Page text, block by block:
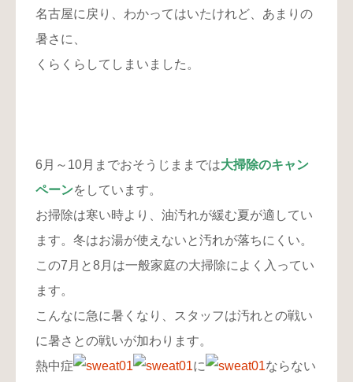
名古屋に戻り、わかってはいたけれど、あまりの
暑さに、
くらくらしてしまいました。
6月～10月までおそうじままでは大掃除のキャン
ペーンをしています。
お掃除は寒い時より、油汚れが緩む夏が適してい
ます。冬はお湯が使えないと汚れが落ちにくい。
この7月と8月は一般家庭の大掃除によく入ってい
ます。
こんなに急に暑くなり、スタッフは汚れとの戦い
に暑さとの戦いが加わります。
熱中症
に
ならない